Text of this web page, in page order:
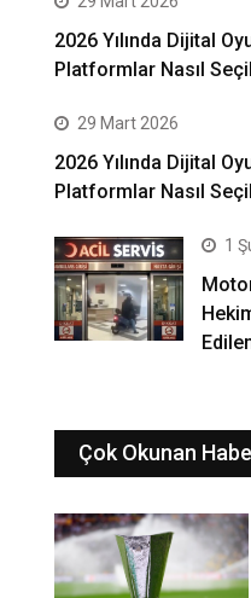
2026 Yılında Dijital
Platformlar Nasıl
29 Mart 2026
2026 Yılında Dijital
Platformlar Nasıl
1
Çok Okunan